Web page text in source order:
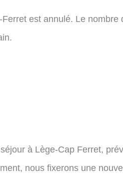
est annulé. Le nombre
à Lège-Cap Ferret,
nous fixerons une